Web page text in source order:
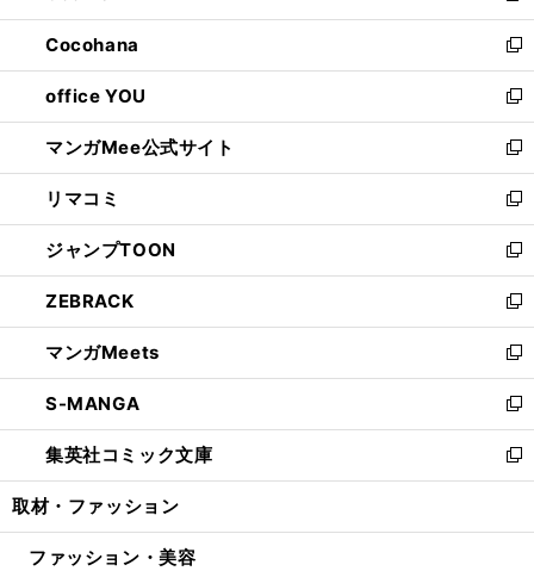
開
く
ウ
で
開
く
ン
ド
ウ
で
開
く
し
い
ウ
ィ
ン
ド
ウ
で
開
く
Cocohana
新
し
い
ウ
ィ
ン
ド
ウ
で
開
く
office YOU
新
し
い
ウ
ィ
ン
ド
ウ
で
開
く
マンガMee公式サイト
新
し
い
ウ
ィ
ン
ド
ウ
で
開
く
リマコミ
新
し
い
ウ
ィ
ン
ド
ウ
で
開
く
ジャンプTOON
新
し
い
ウ
ィ
ン
ド
ウ
で
開
ZEBRACK
新
し
い
ウ
ィ
ン
ド
ウ
開
マンガMeets
新
し
い
ウ
ィ
ン
ウ
S-MANGA
新
し
い
ウ
ン
集英社コミック文庫
新
し
ウ
取材・ファッション
ファッション・美容